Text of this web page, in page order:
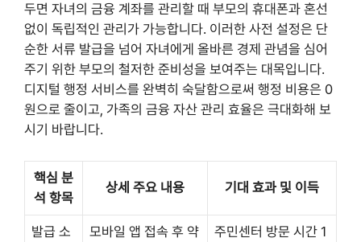
두면 자녀의 금융 계좌를 관리할 때 부모의 휴대폰과 혼선
없이 독립적인 관리가 가능합니다. 이러한 사전 설정은 단
순한 서류 발급을 넘어 자녀에게 올바른 경제 관념을 심어
주기 위한 부모의 철저한 준비성을 보여주는 대목입니다.
디지털 행정 서비스를 완벽히 숙달함으로써 행정 비용은 0
원으로 줄이고, 가족의 금융 자산 관리 효율은 극대화해 보
시기 바랍니다.
핵심 분
석 항목
상세 주요 내용 기대 효과 및 이득
발급 소
모바일 앱 접속 후 약
주민센터 방문 시간 1